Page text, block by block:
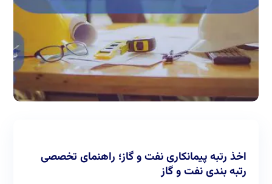
اخذ رتبه پیمانکاری نفت و گاز؛ راهنمای تخصصی
رتبه بندی نفت و گاز